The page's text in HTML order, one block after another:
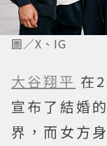
圖／X、IG
大谷翔平 在
宣布了結婚
界，而女方